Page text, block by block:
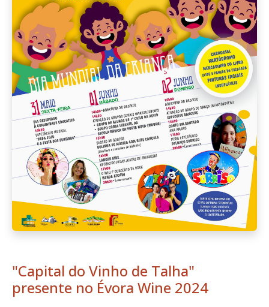
"Capital do Vinho de Talha"
presente no Évora Wine 2024